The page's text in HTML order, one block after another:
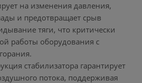
на изменения давления,
и предотвращает срыв
тяги, что критически
работы оборудования с
стабилизатора гарантирует
потока, поддерживая